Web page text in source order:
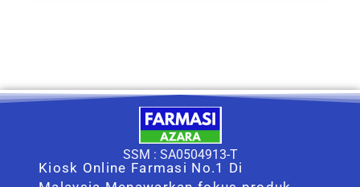
SSM : SA0504913-T
Kiosk Online Farmasi No.1 Di